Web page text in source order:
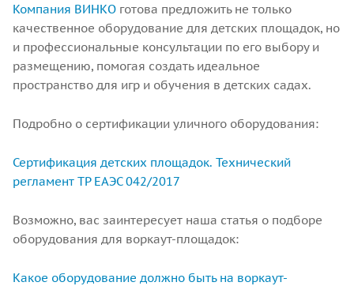
Компания ВИНКО готова предложить не только
качественное оборудование для детских площадок, но
и профессиональные консультации по его выбору и
размещению, помогая создать идеальное
пространство для игр и обучения в детских садах.
Подробно о сертификации уличного оборудования:
Сертификация детских площадок. Технический
регламент ТР ЕАЭС 042/2017
Возможно, вас заинтересует наша статья о подборе
оборудования для воркаут-площадок:
Какое оборудование должно быть на воркаут-